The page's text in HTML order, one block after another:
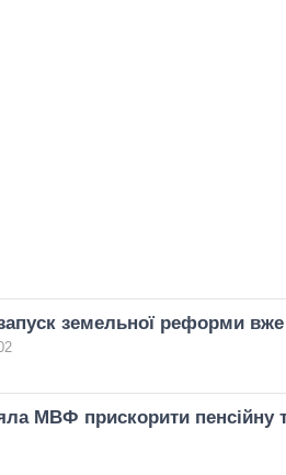
земельної реформи вже
МВФ прискорити пенсійну